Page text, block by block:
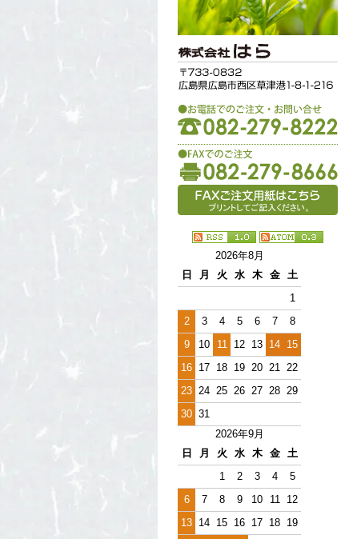
2026年8月
日
月 火 水 木 金
土
1
2
3 4 5 6 7
8
9
10 11 12 13 14 15
16 17 18 19 20 21 22
23 24 25 26 27 28 29
30 31
2026年9月
日
月 火 水 木 金
土
1
2 3 4
5
6
7 8 9 10 11
12
13 14 15 16 17 18 19